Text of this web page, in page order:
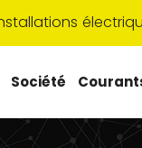
Société